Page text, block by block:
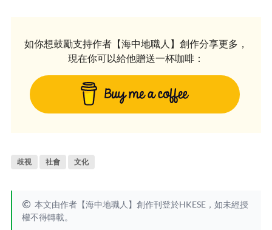
如你想鼓勵支持作者【海中地職人】創作分享更多，
現在你可以給他贈送一杯咖啡：
歧視 社會 文化
本文由作者【海中地職人】創作刊登於HKESE，如未經授
權不得轉載。